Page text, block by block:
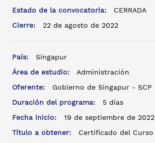
Estado de la convocatoria:
CERRADA
Cierre:
22 de agosto de 2022
País:
Singapur
Área de estudio:
Administración
Oferente:
Gobierno de Singapur - SCP
Duración del programa:
5 días
Fecha inicio:
19 de septiembre de 2022
Título a obtener:
Certificado del Curso